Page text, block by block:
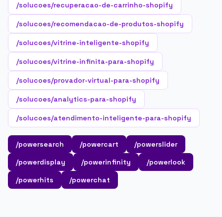
/solucoes/recuperacao-de-carrinho-shopify
/solucoes/recomendacao-de-produtos-shopify
/solucoes/vitrine-inteligente-shopify
/solucoes/vitrine-infinita-para-shopify
/solucoes/provador-virtual-para-shopify
/solucoes/analytics-para-shopify
/solucoes/atendimento-inteligente-para-shopify
/powersearch /powercart
/powerslider
/powerdisplay
/powerinfinity
/powerlook
/powerhits
/powerchat